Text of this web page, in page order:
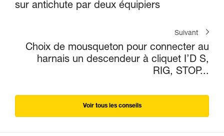
sur antichute par deux équipiers
Suivant
Choix de mousqueton pour connecter au
harnais un descendeur à cliquet I’D S,
RIG, STOP...
Voir tous les conseils